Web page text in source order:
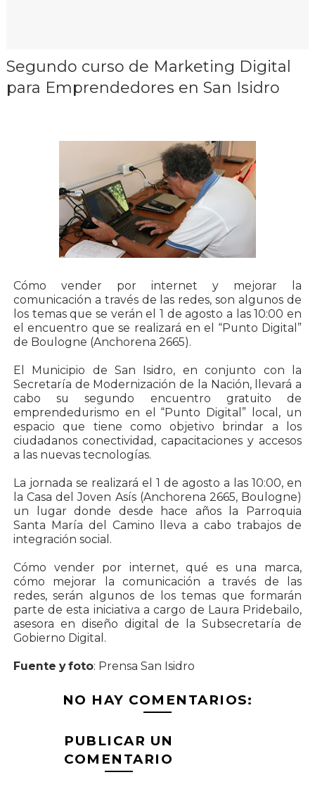
Segundo curso de Marketing Digital
para Emprendedores en San Isidro
Cómo vender por internet y mejorar la
comunicación a través de las redes, son algunos de
los temas que se verán el 1 de agosto a las 10:00 en
el encuentro que se realizará en el “Punto Digital”
de Boulogne (Anchorena 2665).
El Municipio de San Isidro, en conjunto con la
Secretaría de Modernización de la Nación, llevará a
cabo su segundo encuentro gratuito de
emprendedurismo en el “Punto Digital” local, un
espacio que tiene como objetivo brindar a los
ciudadanos conectividad, capacitaciones y accesos
a las nuevas tecnologías.
La jornada se realizará el 1 de agosto a las 10:00, en
la Casa del Joven Asís (Anchorena 2665, Boulogne)
un lugar donde desde hace años la Parroquia
Santa María del Camino lleva a cabo trabajos de
integración social.
Cómo vender por internet, qué es una marca,
cómo mejorar la comunicación a través de las
redes, serán algunos de los temas que formarán
parte de esta iniciativa a cargo de Laura Pridebailo,
asesora en diseño digital de la Subsecretaría de
Gobierno Digital.
Fuente y foto: Prensa San Isidro
NO HAY COMENTARIOS:
PUBLICAR UN
COMENTARIO